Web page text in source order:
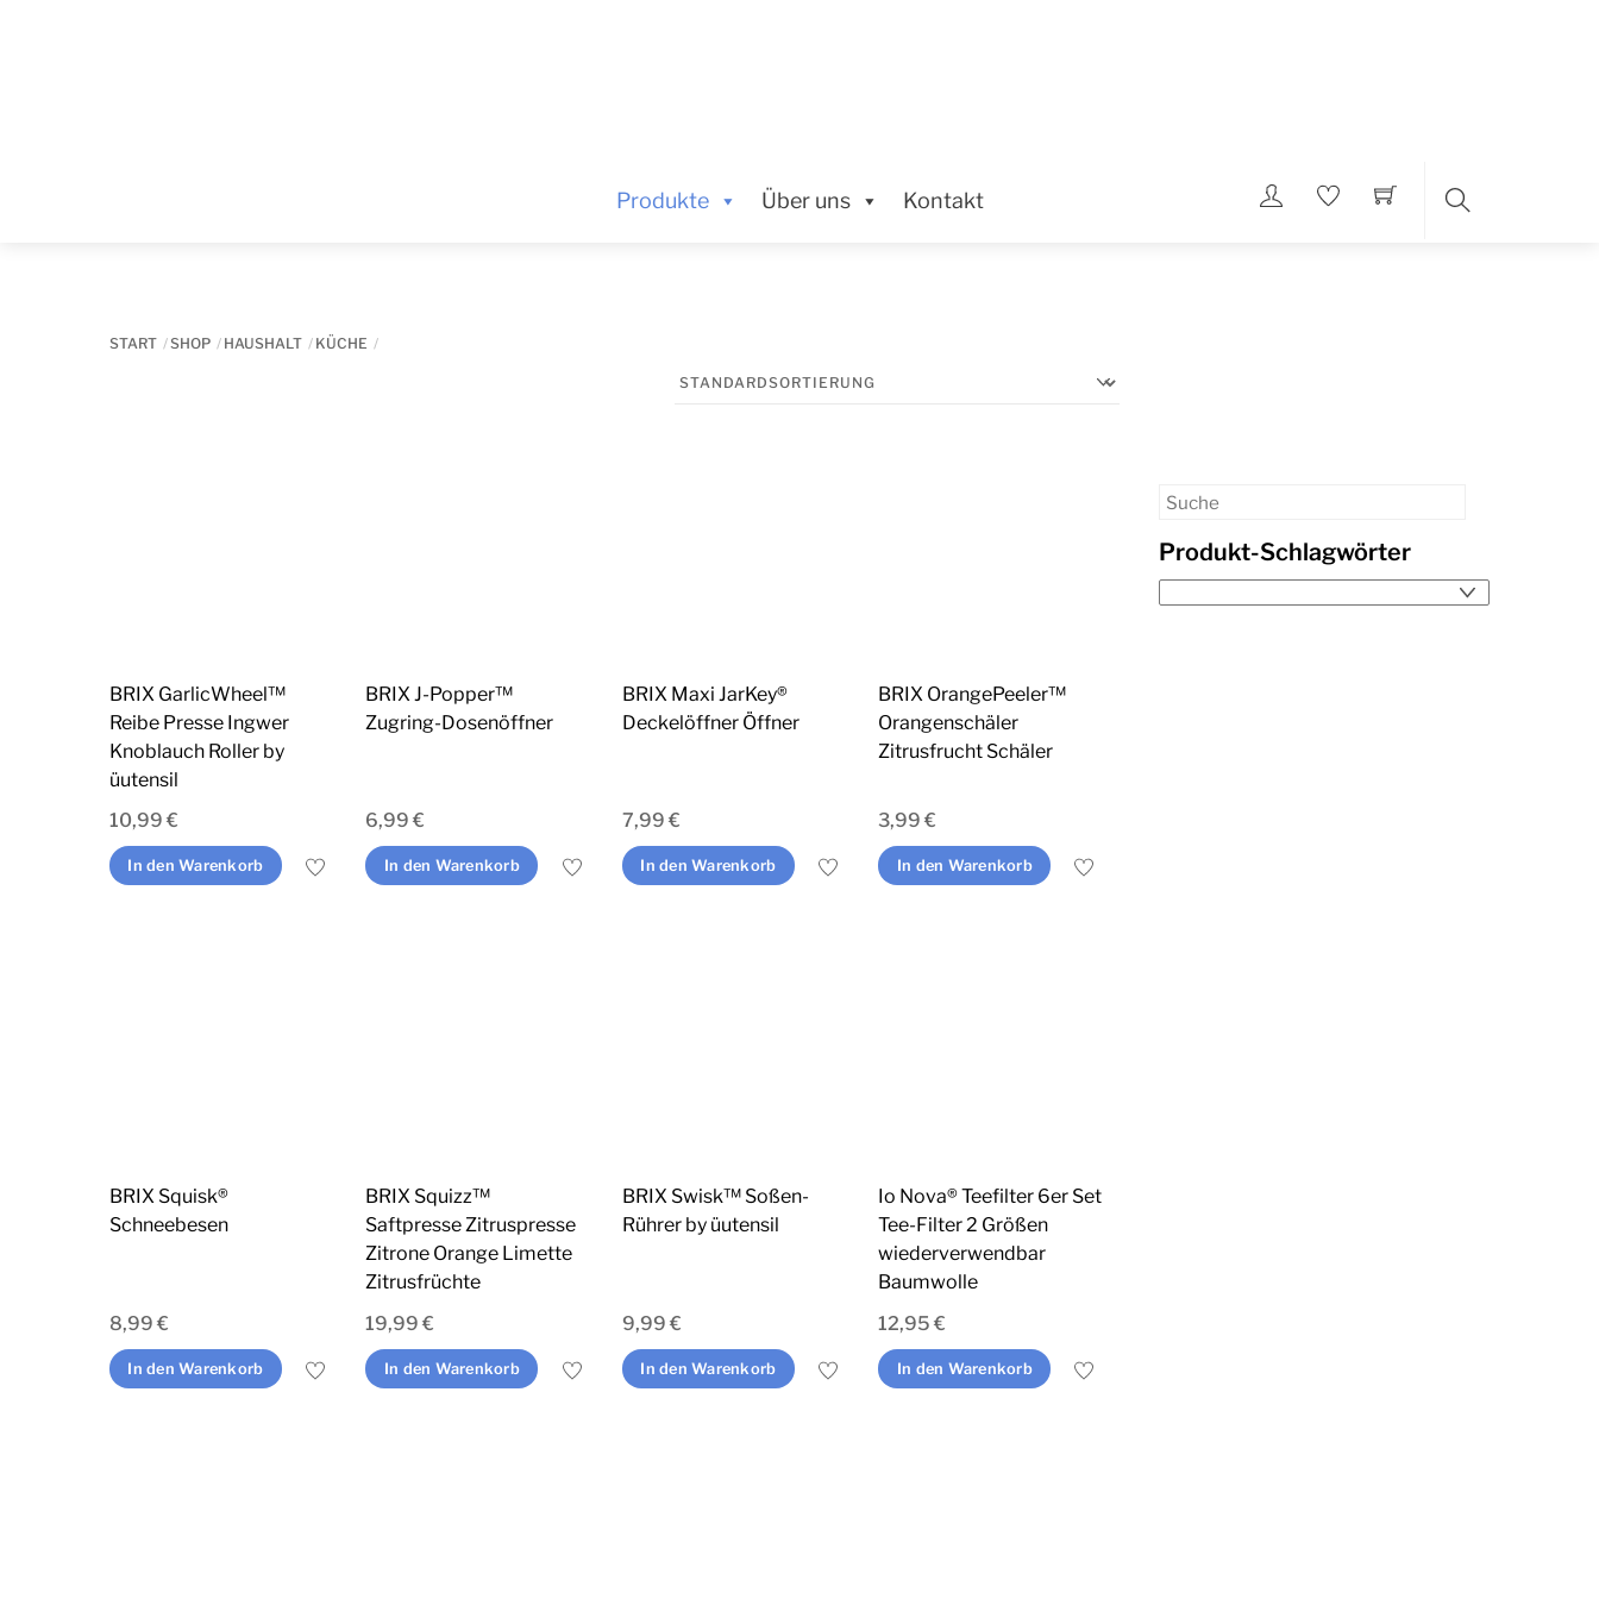
Produkte Über uns Kontakt
START SHOP HAUSHALT KÜCHE
BRIX GarlicWheel™
Reibe Presse Ingwer
Knoblauch Roller by
üutensil
10,99 €
In den Warenkorb
BRIX J-Popper™
Zugring-Dosenöffner
6,99€
In den Warenkorb
BRIX Maxi JarKey®
Deckelöffner Öffner
7,99 €
In den Warenkorb
BRIX OrangePeeler™
Orangenschäler
Zitrusfrucht Schäler
3,99€
In den Warenkorb
BRIX Squisk®
Schneebesen
8,99 €
In den Warenkorb
BRIX Squizz™
Saftpresse Zitruspresse
Zitrone Orange Limette
Zitrusfrüchte
19,99€
In den Warenkorb
BRIX Swisk™ Soßen-
Rührer by üutensil
9,99 €
In den Warenkorb
Io Nova® Teefilter 6er Set
Tee-Filter 2 Größen
wiederverwendbar
Baumwolle
12,95€
In den Warenkorb
Produkt-Schlagwörter